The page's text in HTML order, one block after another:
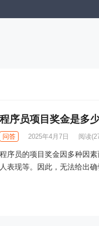
程序员项目奖金是多
问答 2025年4月7日 阅读
程序员的项目奖金因多种因
人表现等。因此，无法给出